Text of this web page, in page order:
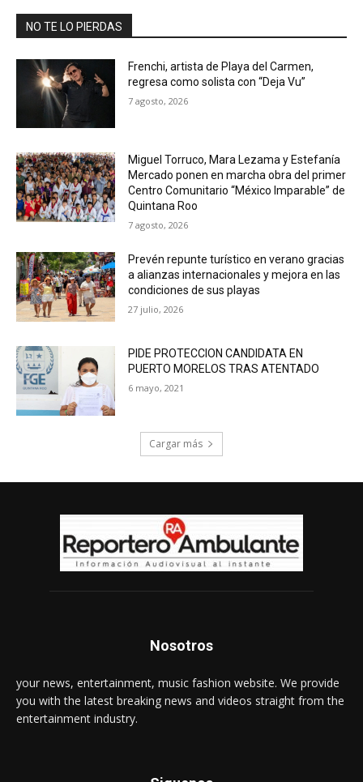
NO TE LO PIERDAS
Frenchi, artista de Playa del Carmen,
regresa como solista con “Deja Vu”
7 agosto, 2026
Miguel Torruco, Mara Lezama y Estefanía
Mercado ponen en marcha obra del primer
Centro Comunitario “México Imparable” de
Quintana Roo
7 agosto, 2026
Prevén repunte turístico en verano gracias
a alianzas internacionales y mejora en las
condiciones de sus playas
27 julio, 2026
PIDE PROTECCION CANDIDATA EN
PUERTO MORELOS TRAS ATENTADO
6 mayo, 2021
Cargar más
Nosotros
your news, entertainment, music fashion website. We provide
you with the latest breaking news and videos straight from the
entertainment industry.